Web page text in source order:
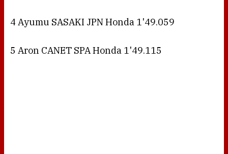
4 Ayumu SASAKI JPN Honda 1'49.059
5 Aron CANET SPA Honda 1'49.115